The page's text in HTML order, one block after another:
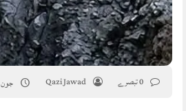
Qazi Jawad جون 2, 2026